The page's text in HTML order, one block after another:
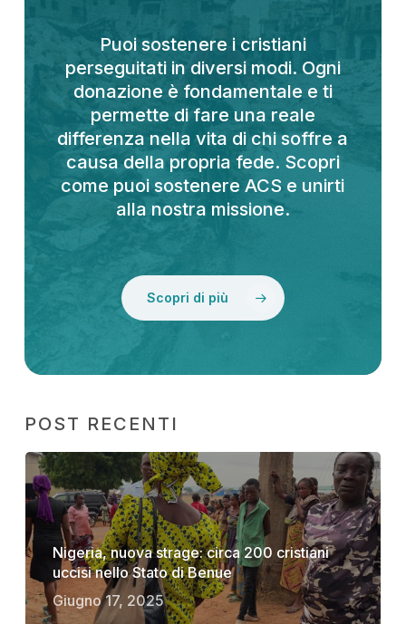
Puoi sostenere i cristiani
perseguitati in diversi modi. Ogni
donazione è fondamentale e ti
permette di fare una reale
differenza nella vita di chi soffre a
causa della propria fede. Scopri
come puoi sostenere ACS e unirti
alla nostra missione.
Scopri di più
POST RECENTI
Nigeria, nuova strage: circa 200 cristiani
uccisi nello Stato di Benue
Giugno 17, 2025